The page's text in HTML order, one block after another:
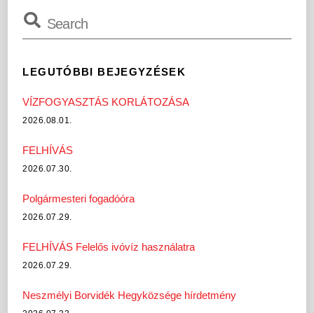
LEGUTÓBBI BEJEGYZÉSEK
VÍZFOGYASZTÁS KORLÁTOZÁSA
2026.08.01.
FELHÍVÁS
2026.07.30.
Polgármesteri fogadóóra
2026.07.29.
FELHÍVÁS Felelős ivóvíz használatra
2026.07.29.
Neszmélyi Borvidék Hegyközsége hírdetmény